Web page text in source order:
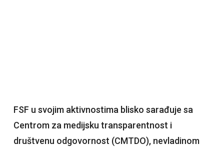
FSF u svojim aktivnostima blisko sarađuje sa
Centrom za medijsku transparentnost i
društvenu odgovornost (CMTDO), nevladinom